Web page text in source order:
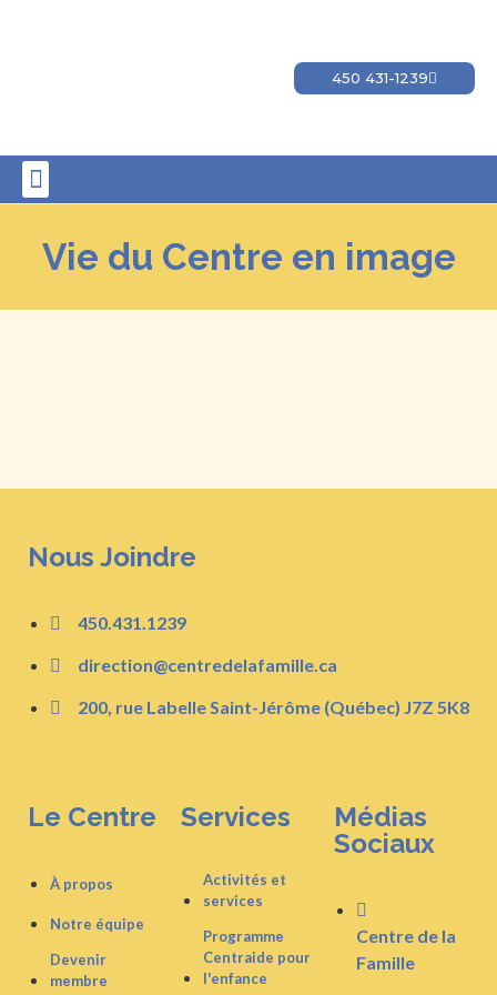
450 431-1239
Vie du Centre en image
Nous Joindre
450.431.1239
direction@centredelafamille.ca
200, rue Labelle Saint-Jérôme (Québec) J7Z 5K8
Le Centre
À propos
Notre équipe
Devenir
membre
Services
Activités et
services
Programme
Centraide pour
l'enfance
Médias
Sociaux
Centre de la
Famille